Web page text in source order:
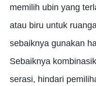
memilih ubin yang
atau biru untuk
sebaiknya gunakan
Sebaiknya
serasi, hindari